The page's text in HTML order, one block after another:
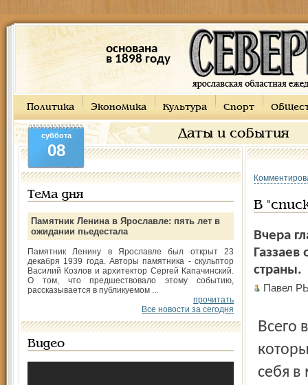
основана
в 1898 году
Политика Экономика Культура Спорт
Даты и события
суббота
08
Тема дня
Памятник Ленина в Ярославле: пять лет в
ожидании пьедестала
Памятник Ленину в Ярославле был открыт 23
декабря 1939 года. Авторы памятника - скульптор
Василий Козлов и архитектор Сергей Капачинский.
О том, что предшествовало этому событию,
рассказывается в публикуемом ...
прочитать
Все новости за сегодня
Видео
В
Вчера
страны.
Павел
Всего в нее включены 59 футболистов, большинство из
себя в